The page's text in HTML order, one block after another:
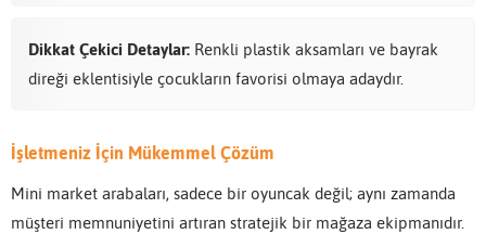
Dikkat Çekici Detaylar: Renkli plastik aksamları ve bayrak
direği eklentisiyle çocukların favorisi olmaya adaydır.
İşletmeniz İçin Mükemmel Çözüm
Mini market arabaları, sadece bir oyuncak değil; aynı zamanda
müşteri memnuniyetini artıran stratejik bir mağaza ekipmanıdır.